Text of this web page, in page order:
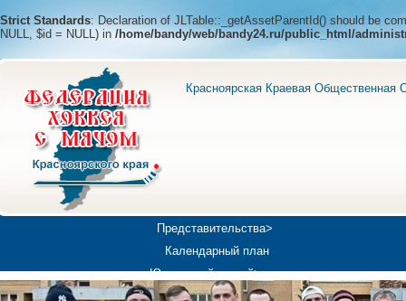
Strict Standards: Declaration of JLTable::_getAssetParentId() should be
NULL, $id = NULL) in /home/bandy/web/bandy24.ru/public_html/
Красноярская Краевая Общественная
Представительства>
Календарный план
Юношеский хоккей>
Универсиада-2019
Медиа>